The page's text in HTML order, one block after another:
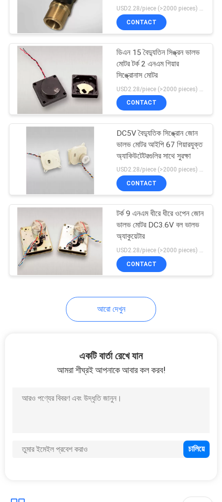
CONTACT
ডিএন 15 বৈদ্যুতিন সিঙ্ক্রন ভালভ
মোটর টর্ক 2 এনএম গিয়ার
সিঙ্ক্রোনাস মোটর
CONTACT
DC5V বৈদ্যুতিক সিঙ্ক্রোন জোন
ভালভ মোটর আইপি 67 গিয়ারযুক্ত
অ্যাকিউটেটরগুলির সাথে সুরক্ষা
USD2.28/piece (>2000 pieces) USD2.5 / piece (1000 - 2000 pieces) MOQ:1000 টুকরা
CONTACT
টর্ক 9 এনএম ধীরে ধীরে ওপেন জোন
ভালভ মোটর DC3.6V বল ভালভ
অ্যাকুয়েটার
USD2.28/piece (>2000 pieces) USD2.5 / piece (1000 - 2000 pieces) MOQ:1000 টুকরা
CONTACT
আরো দেখুন
একটি বার্তা রেখে যান
আমরা শীঘ্রই আপনাকে আবার কল করব!